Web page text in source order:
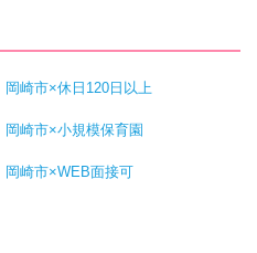
岡崎市×休日120日以上
岡崎市×小規模保育園
岡崎市×WEB面接可